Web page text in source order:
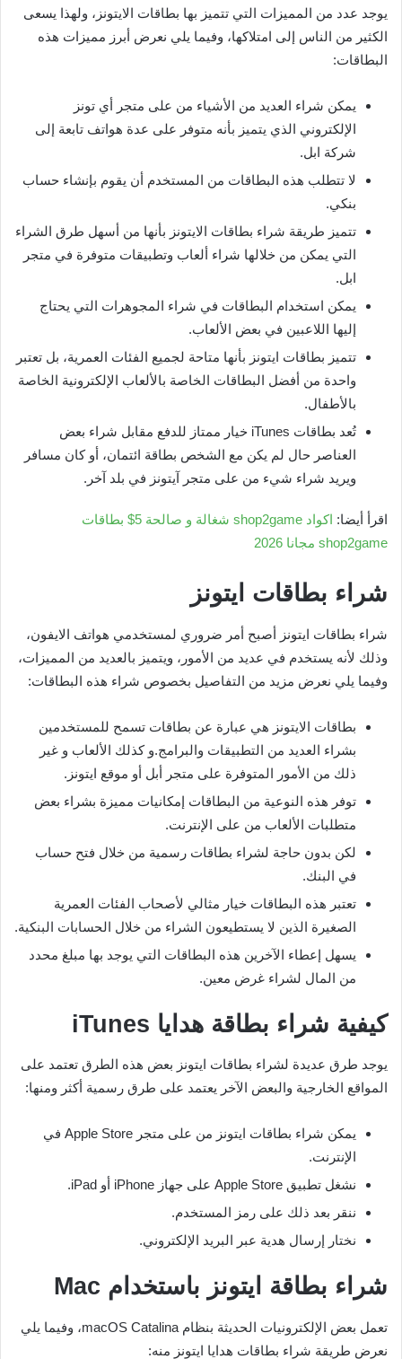
يوجد عدد من المميزات التي تتميز بها بطاقات الايتونز، ولهذا يسعى
الكثير من الناس إلى امتلاكها، وفيما يلي نعرض أبرز مميزات هذه
البطاقات:
يمكن شراء العديد من الأشياء من على متجر أي تونز
الإلكتروني الذي يتميز بأنه متوفر على عدة هواتف تابعة إلى
شركة ابل.
لا تتطلب هذه البطاقات من المستخدم أن يقوم بإنشاء حساب
بنكي.
تتميز طريقة شراء بطاقات الايتونز بأنها من أسهل طرق الشراء
التي يمكن من خلالها شراء ألعاب وتطبيقات متوفرة في متجر
ابل.
يمكن استخدام البطاقات في شراء المجوهرات التي يحتاج
إليها اللاعبين في بعض الألعاب.
تتميز بطاقات ايتونز بأنها متاحة لجميع الفئات العمرية، بل تعتبر
واحدة من أفضل البطاقات الخاصة بالألعاب الإلكترونية الخاصة
بالأطفال.
تُعد بطاقات iTunes خيار ممتاز للدفع مقابل شراء بعض
العناصر حال لم يكن مع الشخص بطاقة ائتمان، أو كان مسافر
ويريد شراء شيء من على متجر آيتونز في بلد آخر.
اقرأ أيضا:
اكواد shop2game شغالة و صالحة 5$ بطاقات
shop2game مجانا 2026
شراء بطاقات ايتونز
شراء بطاقات ايتونز أصبح أمر ضروري لمستخدمي هواتف الايفون،
وذلك لأنه يستخدم في عديد من الأمور، ويتميز بالعديد من المميزات،
وفيما يلي نعرض مزيد من التفاصيل بخصوص شراء هذه البطاقات:
بطاقات الايتونز هي عبارة عن بطاقات تسمح للمستخدمين
بشراء العديد من التطبيقات والبرامج.و كذلك الألعاب و غير
ذلك من الأمور المتوفرة على متجر أبل أو موقع ايتونز.
توفر هذه النوعية من البطاقات إمكانيات مميزة بشراء بعض
متطلبات الألعاب من على الإنترنت.
لكن بدون حاجة لشراء بطاقات رسمية من خلال فتح حساب
في البنك.
تعتبر هذه البطاقات خيار مثالي لأصحاب الفئات العمرية
الصغيرة الذين لا يستطيعون الشراء من خلال الحسابات البنكية.
يسهل إعطاء الآخرين هذه البطاقات التي يوجد بها مبلغ محدد
من المال لشراء غرض معين.
كيفية شراء بطاقة هدايا iTunes
يوجد طرق عديدة لشراء بطاقات ايتونز بعض هذه الطرق تعتمد على
المواقع الخارجية والبعض الآخر يعتمد على طرق رسمية أكثر ومنها:
يمكن شراء بطاقات ايتونز من على متجر Apple Store في
الإنترنت.
نشغل تطبيق Apple Store على جهاز iPhone أو iPad.
ننقر بعد ذلك على رمز المستخدم.
نختار إرسال هدية عبر البريد الإلكتروني.
شراء بطاقة ايتونز باستخدام Mac
تعمل بعض الإلكترونيات الحديثة بنظام macOS Catalina، وفيما يلي
نعرض طريقة شراء بطاقات هدايا ايتونز منه: